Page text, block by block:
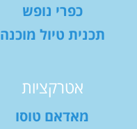
כפרי נופש
תכנית טיול מוכנה
אטרקציות
מאדאם טוסו